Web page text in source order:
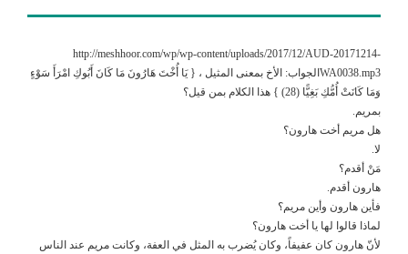
http://meshhoor.com/wp/wp-content/uploads/2017/12/AUD-20171214-
WA0038.mp3الجواب: الأخ بمعنى المثيل ، { يَا أُخْتَ هَارُونَ مَا كَانَ أَبُوكِ امْرَأَ سَوْءٍ
وَمَا كَانَتْ أُمُّكِ بَغِيًّا (28) } هذا الكلام بمن قيل؟
بمريم.
هل مريم أخت هارون؟
لا.
مَنْ أقدم؟
هارون أقدم.
فأين هارون وأين مريم؟
لماذا قالوا لها يا أخت هارون؟
لأنّ هارون كان عفيفاً، وكان يُضرب به المثل في العفة، وكانت مريم عند الناس